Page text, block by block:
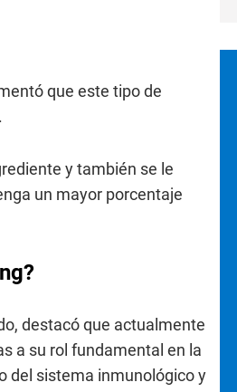
que este tipo de
y también se le
un mayor porcentaje
destacó que actualmente
a su rol fundamental en la
del sistema inmunológico y